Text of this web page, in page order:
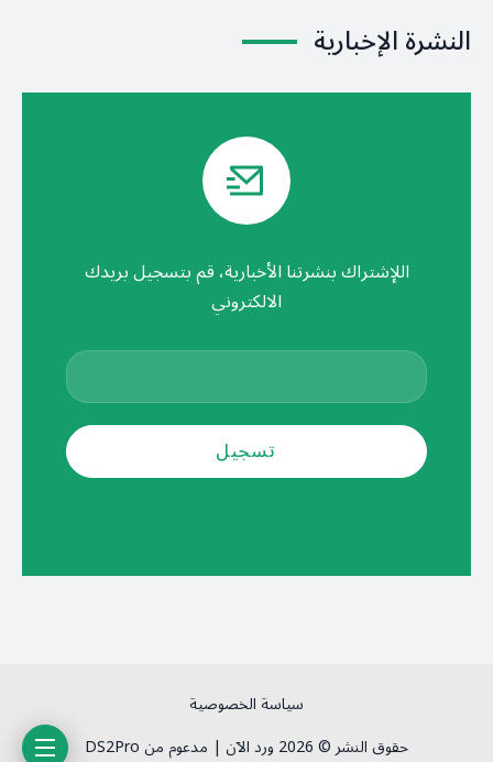
النشرة الإخبارية
اللإشتراك بنشرتنا الأخبارية، قم بتسجيل بريدك
الالكتروني
سياسة الخصوصية
حقوق النشر © 2026 ورد الآن | مدعوم من DS2Pro